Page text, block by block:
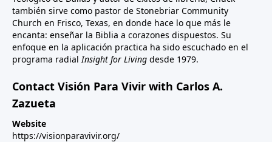
también sirve como pastor de Stonebriar Community
Church en Frisco, Texas, en donde hace lo que más le
encanta: enseñar la Biblia a corazones dispuestos. Su
enfoque en la aplicación practica ha sido escuchado en el
programa radialInsight for Living desde 1979.
Contact Visión Para Vivir with Carlos A.
Zazueta
Website
https://visionparavivir.org/